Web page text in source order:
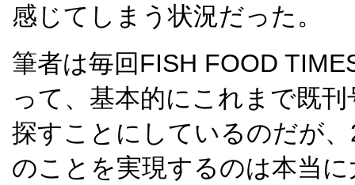
感じてしまう状況だった。
筆者は毎回FISH FOOD
って、基本的にこれまで既
探すことにしているのだが
のことを実現するのは本当